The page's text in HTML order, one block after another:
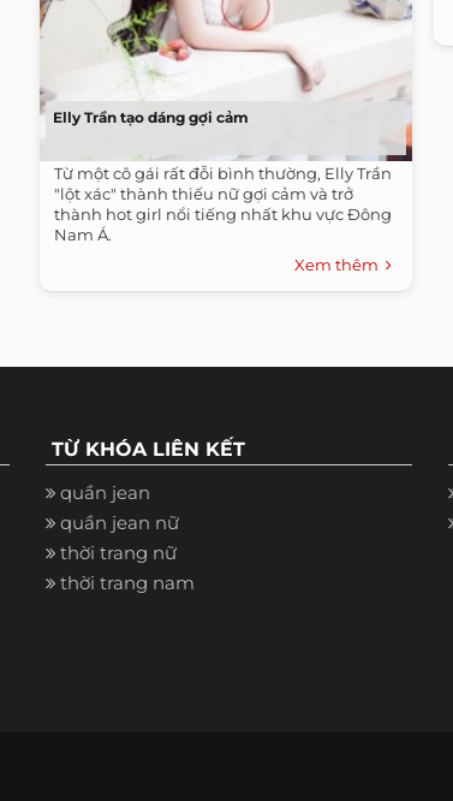
Elly Trần tạo dáng gợi cảm
Từ một cô gái rất đỗi bình thường, Elly Trần
"lột xác" thành thiếu nữ gợi cảm và trở
thành hot girl nổi tiếng nhất khu vực Đông
Nam Á.
Xem thêm
TỪ KHÓA LIÊN KẾT
quần jean
quần jean nữ
thời trang nữ
thời trang nam